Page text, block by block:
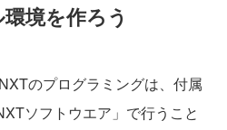
境を作ろう
のプログラミングは、付属
ソフトウエア」で行うこと